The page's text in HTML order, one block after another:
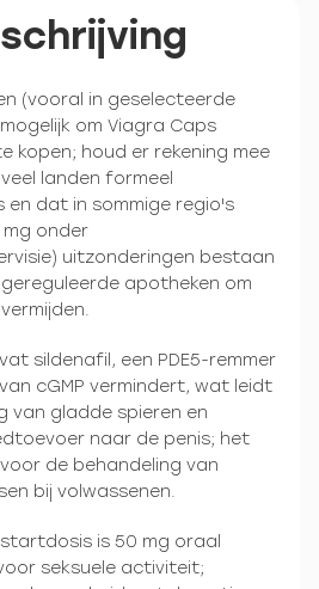
(vooral in geselecteerde
om Viagra Caps
kopen; houd er rekening mee
landen formeel
en dat in sommige regio's
mg onder
uitzonderingen bestaan
apotheken om
sildenafil, een PDE5-remmer
cGMP vermindert, wat leidt
van gladde spieren en
naar de penis; het
de behandeling van
bij volwassenen.
startdosis is 50 mg oraal
seksuele activiteit;